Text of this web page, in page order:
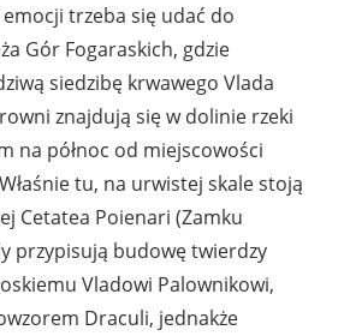
trzeba się udać do
Gór Fogaraskich, gdzie
siedzibę krwawego Vlada
znajdują się w dolinie rzeki
na północ od miejscowości
tu, na urwistej skale stoją
Cetatea Poienari (Zamku
przypisują budowę twierdzy
Vladowi Palownikowi,
Draculi, jednakże